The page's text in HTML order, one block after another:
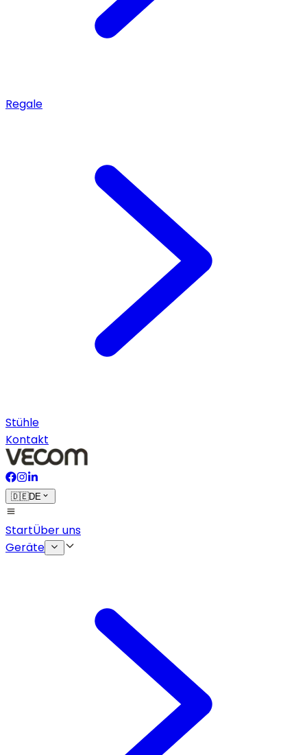
Regale
Stühle
Kontakt
🇩🇪DE
StartÜber uns
Geräte